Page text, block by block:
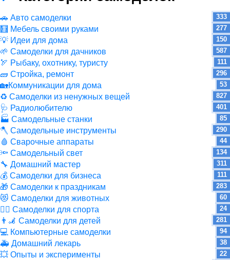
🚗 Авто самоделки 333
🧮 Мебель своими руками 277
💡 Идеи для дома 150
🌱 Самоделки для дачников 587
🏹 Рыбаку, охотнику, туристу 111
🧱 Стройка, ремонт 296
🏡Коммуникации для дома 53
♻ Самоделки из ненужных вещей 827
🩺 Радиолюбителю 401
🏭 Самодельные станки 85
🪓 Самодельные инструменты 290
🩸 Сварочные аппараты 44
🔦 Самодельный свет 134
🔧 Домашний мастер 311
💰 Самоделки для бизнеса 111
🎁 Самоделки к праздникам 283
😻 Самоделки для животных 60
🏋️‍♀️ Самоделки для спорта 24
👨‍🦼 Самоделки для детей 281
💻 Компьютерные самоделки 94
🚑 Домашний лекарь 38
💥 Опыты и эксперименты 22